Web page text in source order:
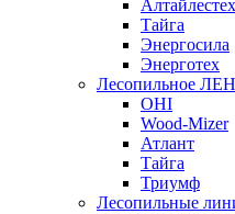
Тайга
Энергосила
Энерготех
Лесопильное
OHI
Wood-Mizer
Атлант
Тайга
Триумф
Лесопильные